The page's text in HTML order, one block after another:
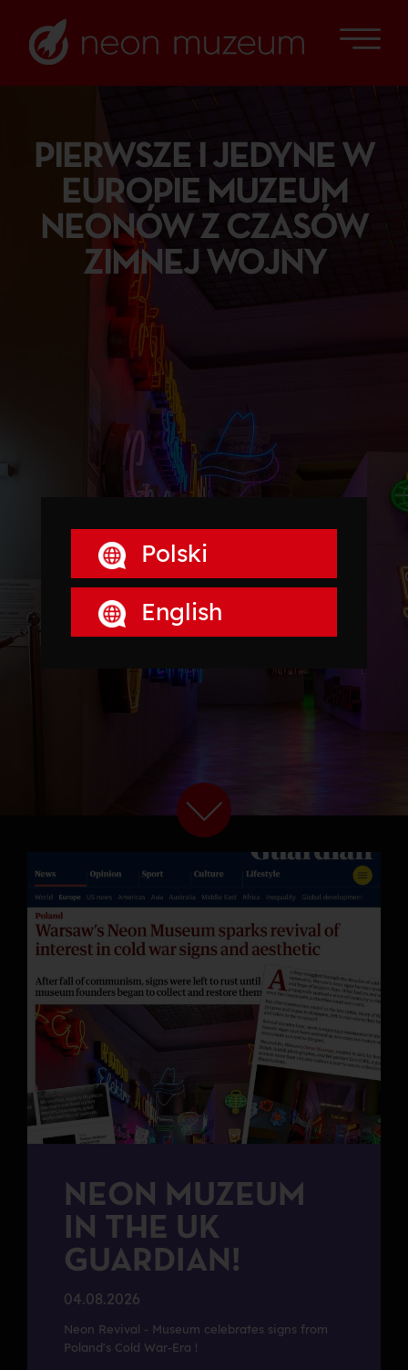
Polski
English
PIERWSZE I JEDYNE W
EUROPIE MUZEUM
NEONÓW Z CZASÓW
ZIMNEJ WOJNY
NEON MUZEUM
IN THE UK
GUARDIAN!
04.08.2026
Neon Revival - Museum celebrates signs from
Poland's Cold War-Era !